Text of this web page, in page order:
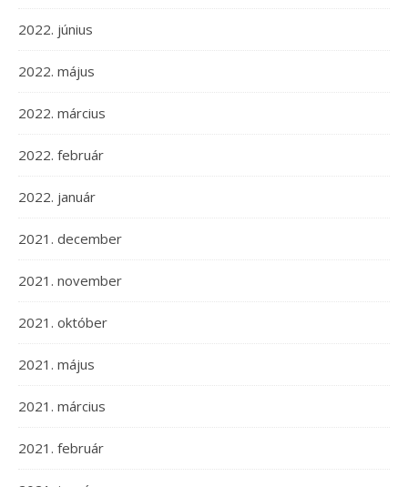
2022. június
2022. május
2022. március
2022. február
2022. január
2021. december
2021. november
2021. október
2021. május
2021. március
2021. február